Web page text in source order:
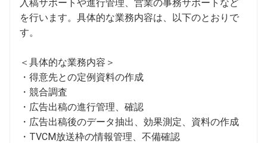
入稿サポートや進行管理、営業の事務サポートなど
を行います。具体的な業務内容は、以下のとおりで
す。
＜具体的な業務内容＞
・得意先との定例資料の作成
・競合調査
・広告出稿の進行管理、確認
・広告出稿後のデータ抽出、効果測定、資料の作成
・TVCM放送枠の情報管理、不備確認